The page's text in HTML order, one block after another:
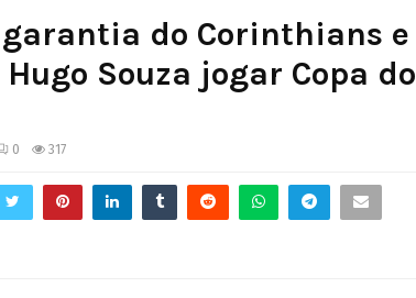
do Corinthians e
Souza jogar Copa do
0 317